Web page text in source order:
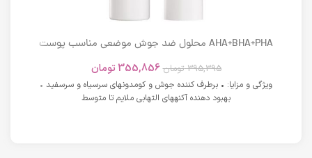
AHA+BHA+PHA محلول ضد جوش موضعی مناسب پوست
395,395 تومان 355,856 تومان
ویژگی و مزایا: • برطرف کننده جوش و کومدونهای سرسیاه و سرسفید •
بهبود دهنده آکنههای التهابی ملایم تا متوسط